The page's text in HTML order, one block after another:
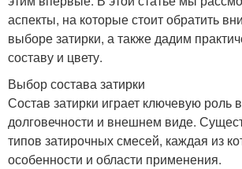
аспекты, на которые стоит обратить
выборе затирки, а также дадим
составу и цвету.
Выбор состава затирки
Состав затирки играет ключевую роль
долговечности и внешнем виде.
типов затирочных смесей, каждая из
особенности и области применения.